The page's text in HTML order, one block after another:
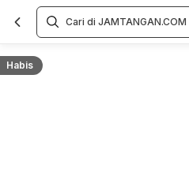
Habis
Overview